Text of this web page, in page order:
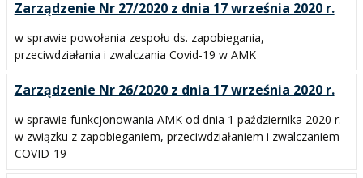
Zarządzenie Nr 27/2020 z dnia 17 września 2020 r.
w sprawie powołania zespołu ds. zapobiegania,
przeciwdziałania i zwalczania Covid-19 w AMK
Zarządzenie Nr 26/2020 z dnia 17 września 2020 r.
w sprawie funkcjonowania AMK od dnia 1 października 2020 r.
w związku z zapobieganiem, przeciwdziałaniem i zwalczaniem
COVID-19